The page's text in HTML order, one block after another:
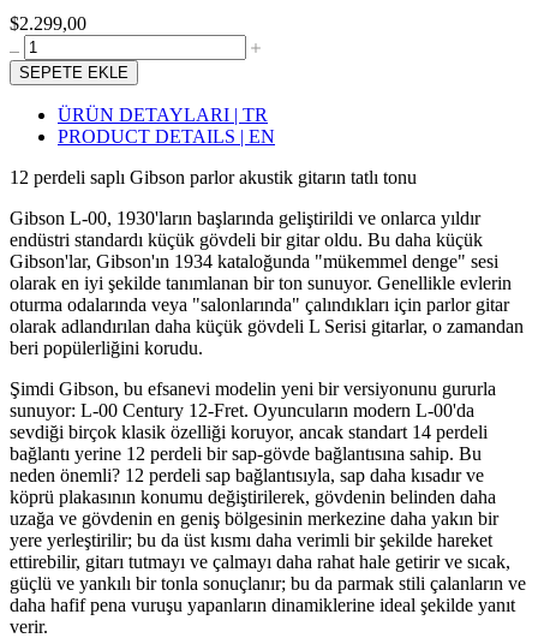
$2.299,00
SEPETE EKLE
ÜRÜN DETAYLARI | TR
PRODUCT DETAILS | EN
12 perdeli saplı Gibson parlor akustik gitarın tatlı tonu
Gibson L-00, 1930'ların başlarında geliştirildi ve onlarca yıldır
endüstri standardı küçük gövdeli bir gitar oldu. Bu daha küçük
Gibson'lar, Gibson'ın 1934 kataloğunda "mükemmel denge" sesi
olarak en iyi şekilde tanımlanan bir ton sunuyor. Genellikle evlerin
oturma odalarında veya "salonlarında" çalındıkları için parlor gitar
olarak adlandırılan daha küçük gövdeli L Serisi gitarlar, o zamandan
beri popülerliğini korudu.
Şimdi Gibson, bu efsanevi modelin yeni bir versiyonunu gururla
sunuyor: L-00 Century 12-Fret. Oyuncuların modern L-00'da
sevdiği birçok klasik özelliği koruyor, ancak standart 14 perdeli
bağlantı yerine 12 perdeli bir sap-gövde bağlantısına sahip. Bu
neden önemli? 12 perdeli sap bağlantısıyla, sap daha kısadır ve
köprü plakasının konumu değiştirilerek, gövdenin belinden daha
uzağa ve gövdenin en geniş bölgesinin merkezine daha yakın bir
yere yerleştirilir; bu da üst kısmı daha verimli bir şekilde hareket
ettirebilir, gitarı tutmayı ve çalmayı daha rahat hale getirir ve sıcak,
güçlü ve yankılı bir tonla sonuçlanır; bu da parmak stili çalanların ve
daha hafif pena vuruşu yapanların dinamiklerine ideal şekilde yanıt
verir.